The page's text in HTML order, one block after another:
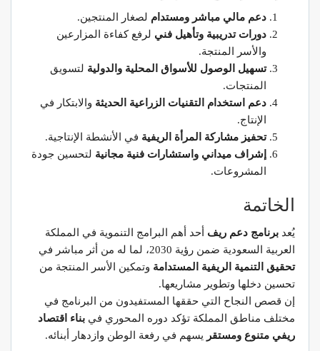
دعم مالي مباشر ومستدام لصغار المنتجين.
دورات تدريبية وتأهيل فني لرفع كفاءة المزارعين
والأسر المنتجة.
تسهيل الوصول للأسواق المحلية والدولية لتسويق
المنتجات.
دعم استخدام التقنيات الزراعية الحديثة والابتكار في
الإنتاج.
تحفيز مشاركة المرأة الريفية في الأنشطة الإنتاجية.
إشراف ميداني واستشارات فنية مجانية لتحسين جودة
المشروعات.
الخاتمة
يُعد برنامج دعم ريف أحد أهم البرامج التنموية في المملكة
العربية السعودية ضمن رؤية 2030، لما له من أثر مباشر في
تحقيق التنمية الريفية المستدامة وتمكين الأسر المنتجة من
تحسين دخلها وتطوير مشاريعها.
إن قصص النجاح التي حققها المستفيدون من البرنامج في
مختلف مناطق المملكة تؤكد دوره المحوري في بناء اقتصاد
ريفي متنوع ومستقر يسهم في رفعة الوطن وازدهار أبنائه.